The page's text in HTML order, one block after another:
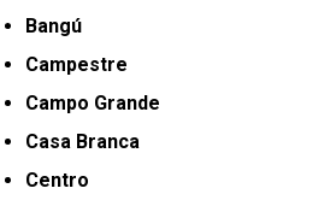
Bangú
Campestre
Campo Grande
Casa Branca
Centro